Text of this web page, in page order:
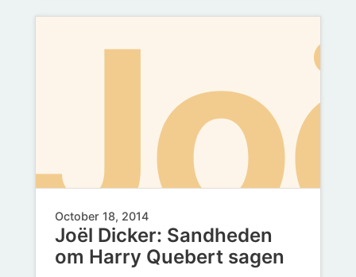
October 18, 2014
Joël Dicker: Sandheden
om Harry Quebert sagen